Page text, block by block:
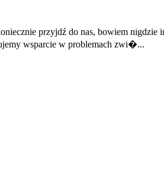
przyjdź do nas, bowiem
wsparcie w problemach zwi�...